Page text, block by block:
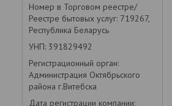
Номер в Торговом реестре/
Реестре бытовых услуг: 719267,
Республика Беларусь
УНП: 391829492
Регистрационный орган:
Администрация Октябрьского
района г.Витебска
Дата регистрации компании: